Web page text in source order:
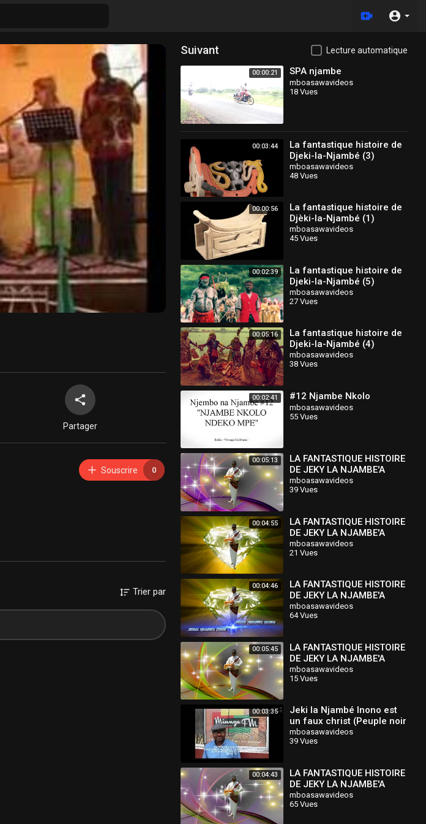
Partager
Souscrire 0
Trier par
Suivant Lecture automatique
00:00:21 SPA njambe
mboasawavideos
18 Vues
00:03:44
La fantastique histoire de
Djeki-la-Njambé (3)
mboasawavideos
48 Vues
00:00:56
La fantastique histoire de
Djèki-la-Njambé (1)
mboasawavideos
45 Vues
00:02:39
La fantastique histoire de
Djeki-la-Njambé (5)
mboasawavideos
27 Vues
00:05:16
La fantastique histoire de
Djeki-la-Njambé (4)
mboasawavideos
38 Vues
00:02:41 #12 Njambe Nkolo
mboasawavideos
55 Vues
00:05:13
LA FANTASTIQUE HISTOIRE
DE JEKY LA NJAMBE'A
INONO 2
mboasawavideos
39 Vues
00:04:55
LA FANTASTIQUE HISTOIRE
DE JEKY LA NJAMBE'A
INONO 4
mboasawavideos
21 Vues
00:04:46
LA FANTASTIQUE HISTOIRE
DE JEKY LA NJAMBE'A
INONO 5
mboasawavideos
64 Vues
00:05:45
LA FANTASTIQUE HISTOIRE
DE JEKY LA NJAMBE'A
INONO 3
mboasawavideos
15 Vues
00:03:35
Jeki la Njambé Inono est
un faux christ (Peuple noir
réveille-toi!)
mboasawavideos
39 Vues
00:04:43
LA FANTASTIQUE HISTOIRE
DE JEKY LA NJAMBE'A
INONO
mboasawavideos
65 Vues